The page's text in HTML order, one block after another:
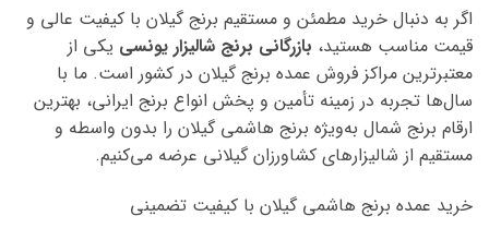
اگر به دنبال خرید مطمئن و مستقیم برنج گیلان با کیفیت عالی و
قیمت مناسب هستید، بازرگانی برنج شالیزار یونسی یکی از
معتبرترین مراکز فروش عمده برنج گیلان در کشور است. ما با
سال‌ها تجربه در زمینه تأمین و پخش انواع برنج ایرانی، بهترین
ارقام برنج شمال به‌ویژه برنج هاشمی گیلان را بدون واسطه و
مستقیم از شالیزارهای کشاورزان گیلانی عرضه می‌کنیم.
خرید عمده برنج هاشمی گیلان با کیفیت تضمینی